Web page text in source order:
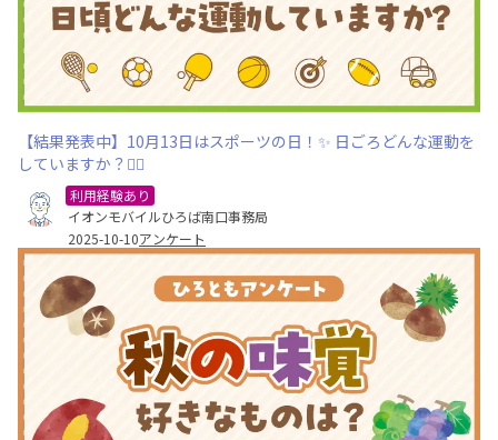
【結果発表中】10月13日はスポーツの日！✨ 日ごろどんな運動を
していますか？🏃‍♂️
利用経験あり
イオンモバイルひろば南口事務局
2025-10-10アンケート